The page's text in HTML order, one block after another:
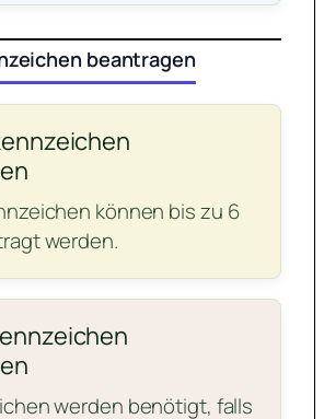
beantragen
können bis zu 6
werden.
werden benötigt, falls